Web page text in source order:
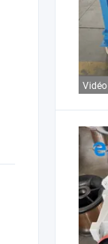
Vidéo